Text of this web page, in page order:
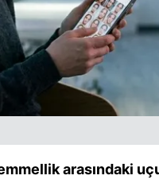
yer alan panel
Metnimizi
Kanunu uyarınca
çerezlerle ilgili bilgi
arasındaki